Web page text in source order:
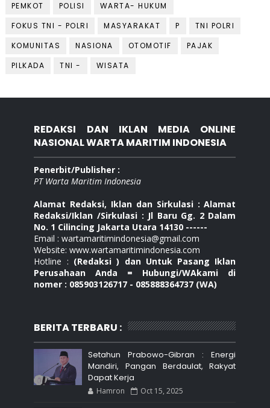
PEMKOT
POLISI
WARTA- HUKUM
FOKUS TNI - POLRI
MASYARAKAT P
TNI POLRI
KOMUNITAS
NASIONA OTOMOTIF
PAJAK
PILKADA
TNI - WISATA
REDAKSI DAN IKLAN MEDIA ONLINE
NASIONAL WARTA MARITIM INDONESIA
Penerbit/Publisher :
PT Warta Maritim Indonesia
Alamat Redaksi, Iklan dan Sirkulasi : Alamat
Redaksi/Iklan /Sirkulasi : Jl Baru Gg. 2 Dalam
No. 1 Cilincing Jakarta Utara 14130 ------
Email : wartamaritimindonesia@gmail.com
Website: www.wartamaritimindonesia.com
Hotline : (Redaksi ) dan Untuk Pasang Iklan
Perusahaan Anda = Hubungi/WAkami di
nomer : 085903126717 - 085888364737 (WA)
BERITA TERBARU :
Setahun Prabowo-Gibran : Energi
Mandiri, Pangan Berdaulat, Rakyat
Dapat Kerja
Hamron Oct 15, 2025